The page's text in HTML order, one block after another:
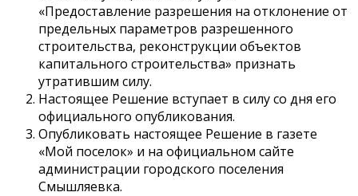
«Предоставление разрешения на отклонение от
предельных параметров разрешенного
строительства, реконструкции объектов
капитального строительства» признать
утратившим силу.
Настоящее Решение вступает в силу со дня его
официального опубликования.
Опубликовать настоящее Решение в газете
«Мой поселок» и на официальном сайте
администрации городского поселения
Смышляевка.